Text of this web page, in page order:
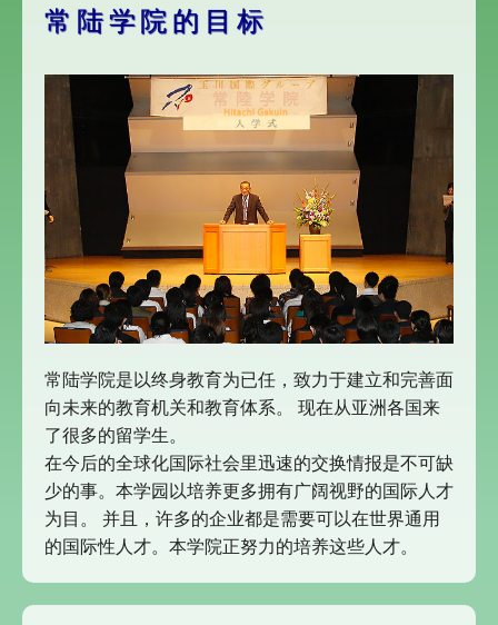
常陆学院的目标
常陆学院是以终身教育为已任，致力于建立和完善面
向未来的教育机关和教育体系。 现在从亚洲各国来
了很多的留学生。
在今后的全球化国际社会里迅速的交换情报是不可缺
少的事。本学园以培养更多拥有广阔视野的国际人才
为目。 并且，许多的企业都是需要可以在世界通用
的国际性人才。本学院正努力的培养这些人才。